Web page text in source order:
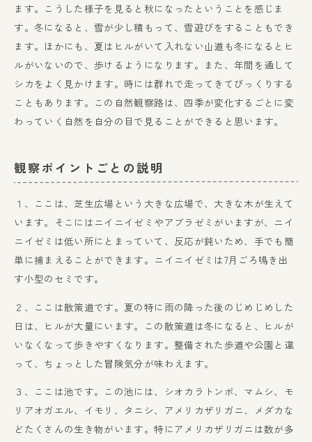
ます。こうした様子を見ると秋になったということを感じま
す。冬になると、雪が少し積もって、雪遊びをすることもでき
ます。ほかにも、夏はヒルがいて入れない山道も冬になるとヒ
ルがいないので、歩けるようになります。また、年間を通して
シカをよく見かけます。時には群れで走ってきてびっくりする
こともあります。この自然観察路は、四季が変化するごとに変
わっていく自然を自分の目で見ることができると思います。
観察ポイントごとの説明
１、ここは、芝生広場という大きな広場で、大きな木が生えて
います。そこにはニイニイゼミやアブラゼミがいますが、ニイ
ニイゼミは低い所にとまっていて、反応が鈍いため、手でも簡
単に捕まえることができます。ニイニイゼミは7月ごろ鳴き出
す小型のセミです。
２、ここは散策道です。夏の特に雨の降った後のじめじめした
日は、ヒルが大量にいます。この散策道は冬になると、ヒルが
いなくなって歩きやすくなります。整備された歩道や公園と違
って、ちょっとした冒険気分が味わえます。
３、ここは池です。この池には、シオカラトンボ、マムシ、モ
リアオガエル、イモリ、タニシ、アメリカザリガニ、メダカな
どたくさんの生き物がいます。特にアメリカザリガニは数が多